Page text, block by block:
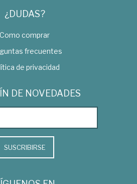
¿DUDAS?
Como comprar
frecuentes
de privacidad
DE NOVEDADES
SUSCRIBIRSE